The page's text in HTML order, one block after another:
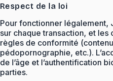
Respect de la loi
Pour fonctionner légalement,
sur chaque transaction, et
règles de conformité
pédopornographie, etc.).
de l’âge et l’authentification
parties.